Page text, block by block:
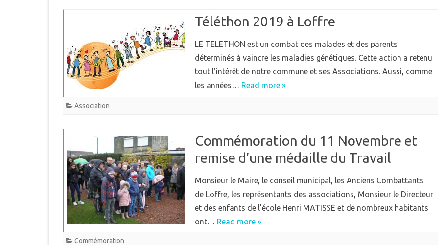
Téléthon 2019 à Loffre
LE TELETHON est un combat des malades et des parents
déterminés à vaincre les maladies génétiques. Cette action a retenu
tout l’intérêt de notre commune et ses Associations. Aussi, comme
les années… Read more »
Association
Commémoration du 11 Novembre et
remise d’une médaille du Travail
Monsieur le Maire, le conseil municipal, les Anciens Combattants
de Loffre, les représentants des associations, Monsieur le Directeur
et des enfants de l’école Henri MATISSE et de nombreux habitants
ont… Read more »
Commémoration